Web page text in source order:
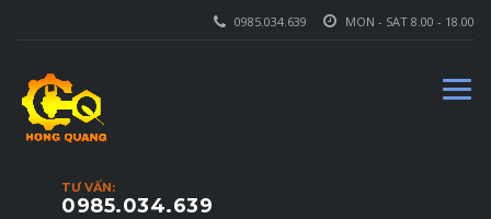
MON - SAT 8.00 - 18.00
0985.034.639
TƯ VẤN:
0985.034.639